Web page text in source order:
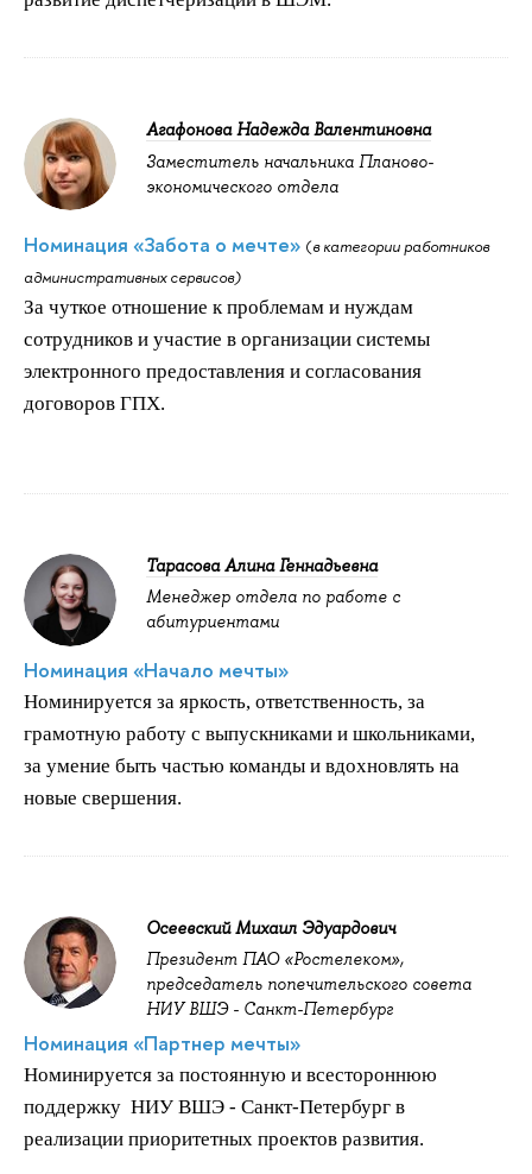
Агафонова Надежда Валентиновна
Заместитель начальника Планово-
экономического отдела
Номинация «Забота о мечте» (в категории работников
административных сервисов)
За чуткое отношение к проблемам и нуждам
сотрудников и участие в организации системы
электронного предоставления и согласования
договоров ГПХ.
Тарасова Алина Геннадьевна
Менеджер отдела по работе с
абитуриентами
Номинация «Начало мечты»
Номинируется за яркость, ответственность, за
грамотную работу с выпускниками и школьниками,
за умение быть частью команды и вдохновлять на
новые свершения.
Осеевский Михаил Эдуардович
Президент ПАО «Ростелеком»,
председатель попечительского совета
НИУ ВШЭ - Санкт-Петербург
Номинация «Партнер мечты»
Номинируется за постоянную и всестороннюю
поддержку НИУ ВШЭ - Санкт-Петербург в
реализации приоритетных проектов развития.